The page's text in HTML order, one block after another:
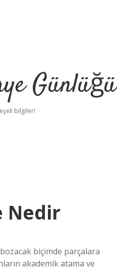
Günlüğü
bilgiler!
Nedir
biçimde parçalara
akademik atama ve